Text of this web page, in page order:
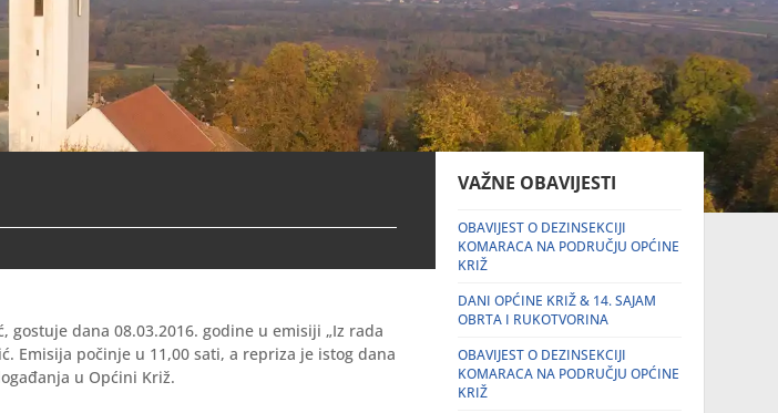
dana 08.03.2016. godine u emisiji „Iz rada
Emisija počinje u 11,00 sati, a repriza je istog dana
u Općini Križ.
VAŽNE OBAVIJESTI
OBAVIJEST O DEZINSEKCIJI
KOMARACA NA PODRUČJU OPĆINE
KRIŽ
DANI OPĆINE KRIŽ & 14. SAJAM
OBRTA I RUKOTVORINA
OBAVIJEST O DEZINSEKCIJI
KOMARACA NA PODRUČJU OPĆINE
KRIŽ